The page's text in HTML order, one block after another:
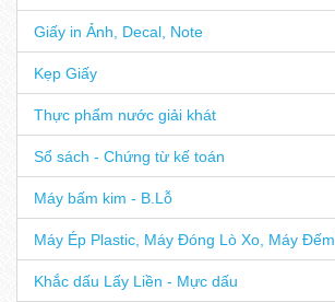
Giấy in Ảnh, Decal, Note
Kẹp Giấy
Thực phẩm nước giải khát
Sổ sách - Chứng từ kế toán
Máy bấm kim - B.Lỗ
Máy Ép Plastic, Máy Đóng Lò Xo, Máy
Khắc dấu Lấy Liền - Mực dấu